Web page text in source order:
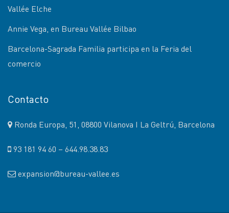
Vallée Elche
Annie Vega, en Bureau Vallée Bilbao
Barcelona-Sagrada Familia participa en la Feria del
comercio
Contacto
Ronda Europa, 51, 08800 Vilanova I La Geltrú, Barcelona
93 181 94 60 – 644.98.38.83
expansion@bureau-vallee.es